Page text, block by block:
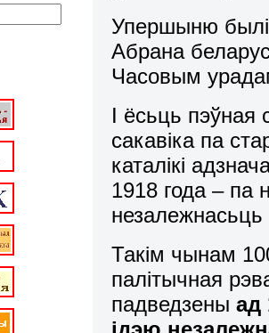
Упершыню
Абрана
Часовым
І ёсьць
сакавіка па
каталікі
1918 года – па
незалежнасьць
Такім чынам
палітычная
падведзеныад